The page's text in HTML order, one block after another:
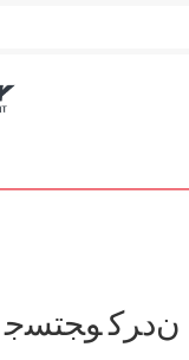
ﻥﺩﺮﮐ ﻮﺠﺘﺴﺟ